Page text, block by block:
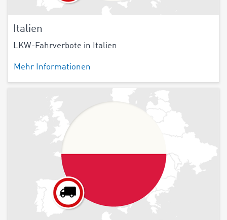
Italien
LKW-Fahrverbote in Italien
Mehr Informationen